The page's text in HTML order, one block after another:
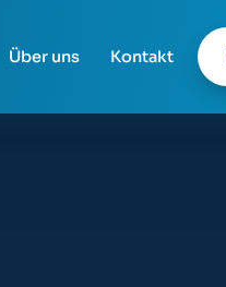
Über uns Kontakt